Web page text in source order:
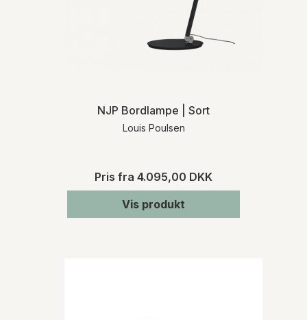
NJP Bordlampe | Sort
Louis Poulsen
Pris fra 4.095,00 DKK
Vis produkt